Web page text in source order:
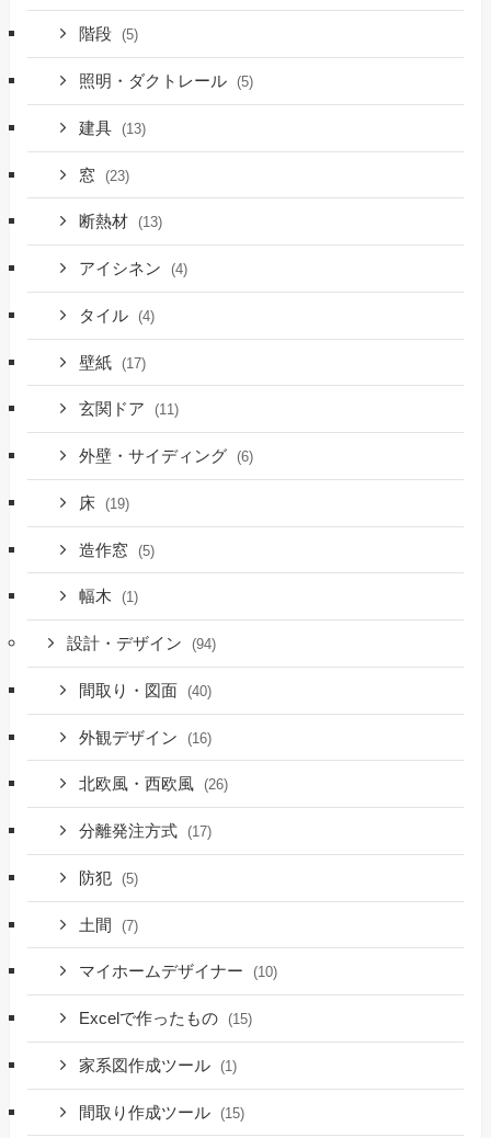
階段 (5)
照明・ダクトレール (5)
建具 (13)
窓 (23)
断熱材 (13)
アイシネン (4)
タイル (4)
壁紙 (17)
玄関ドア (11)
外壁・サイディング (6)
床 (19)
造作窓 (5)
幅木 (1)
設計・デザイン (94)
間取り・図面 (40)
外観デザイン (16)
北欧風・西欧風 (26)
分離発注方式 (17)
防犯 (5)
土間 (7)
マイホームデザイナー (10)
Excelで作ったもの (15)
家系図作成ツール (1)
間取り作成ツール (15)